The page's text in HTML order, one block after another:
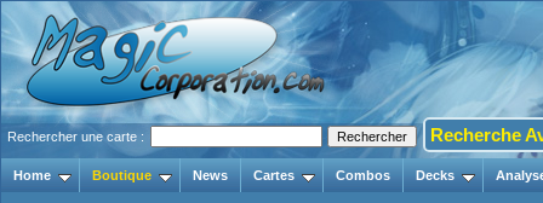
Rechercher une carte : Recherche
Home Boutique News Cartes Combos Decks